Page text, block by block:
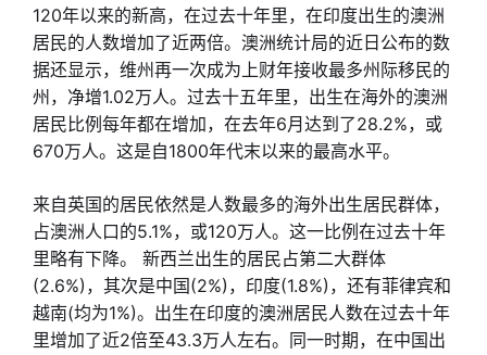
120年以来的新高，在过去十年里，在印度出生的澳洲
居民的人数增加了近两倍。澳洲统计局的近日公布的数
据还显示，维州再一次成为上财年接收最多州际移民的
州，净增1.02万人。过去十五年里，出生在海外的澳洲
居民比例每年都在增加，在去年6月达到了28.2%，或
670万人。这是自1800年代末以来的最高水平。
来自英国的居民依然是人数最多的海外出生居民群体，
占澳洲人口的5.1%，或120万人。这一比例在过去十年
里略有下降。 新西兰出生的居民占第二大群体
(2.6%)，其次是中国(2%)，印度(1.8%)，还有菲律宾和
越南(均为1%)。出生在印度的澳洲居民人数在过去十年
里增加了近2倍至43.3万人左右。同一时期，在中国出